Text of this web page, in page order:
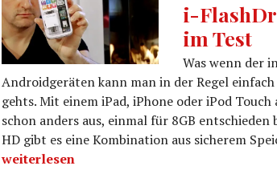
i-
im Test
Was wenn der
Androidgeräten kann man in der Regel
gehts. Mit einem iPad, iPhone oder iPod
schon anders aus, einmal für 8GB
HD gibt es eine Kombination aus sicherem
i-FlashDrive HD 8GB für iDevices im Test
weiterlesen